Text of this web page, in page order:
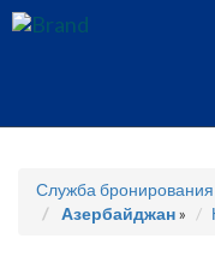
Служба
Азербайджан»